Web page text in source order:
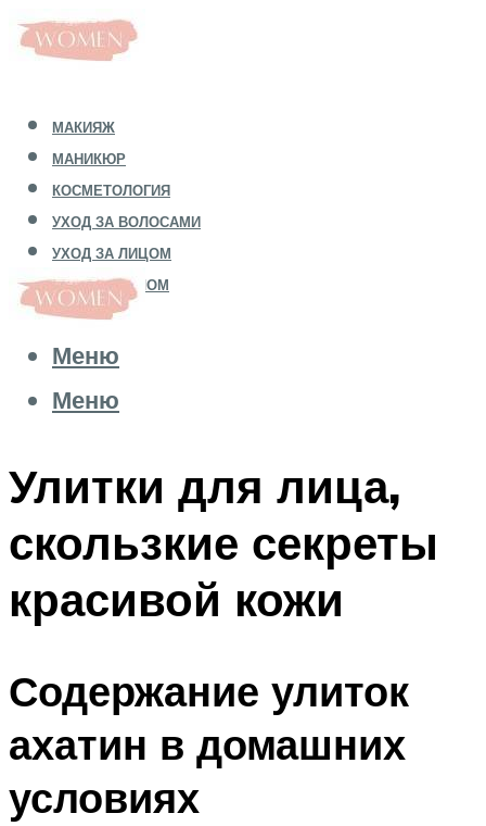
МАКИЯЖ
МАНИКЮР
КОСМЕТОЛОГИЯ
УХОД ЗА ВОЛОСАМИ
УХОД ЗА ЛИЦОМ
УХОД ЗА ТЕЛОМ
Меню
Меню
Улитки для лица,
скользкие секреты
красивой кожи
Содержание улиток
ахатин в домашних
условиях